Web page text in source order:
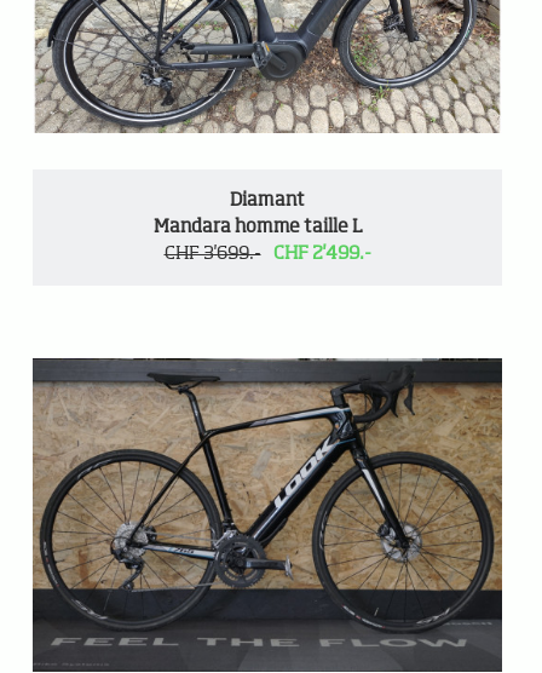
Diamant
Mandara homme taille L
CHF 3'699.-
CHF 2'499.-